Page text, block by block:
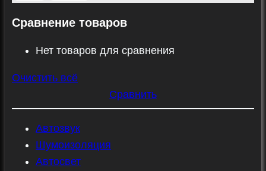
Сравнение товаров
Нет товаров для сравнения
Очистить всё
Сравнить
Автозвук
Шумоизоляция
Автосвет